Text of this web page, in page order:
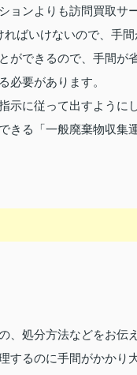
ョンよりも訪問買取サ
ばいけないので、手間
できるので、手間が
必要があります。
示に従って出すように
きる「一般廃棄物収集
、処分方法などをお伝
するのに手間がかかり